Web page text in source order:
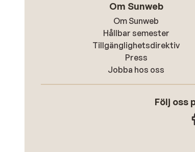
Om Sunweb
Om Sunweb
Hållbar semester
Tillgänglighetsdirektiv
Press
Jobba hos oss
Följ oss